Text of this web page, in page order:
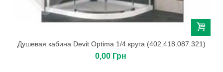
Душевая кабина Devit Optima 1/4 круга (402.418.087.321)
0,00 Грн